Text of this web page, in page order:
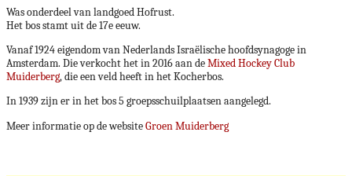
Was onderdeel van landgoed Hofrust.
Het bos stamt uit de 17e eeuw.
Vanaf 1924 eigendom van Nederlands Israëlische hoofdsynagoge in
Amsterdam. Die verkocht het in 2016 aan deMixed Hockey Club
Muiderberg, die een veld heeft in het Kocherbos.
In 1939 zijn er in het bos 5 groepsschuilplaatsen aangelegd.
Meer informatie op de websiteGroen Muiderberg